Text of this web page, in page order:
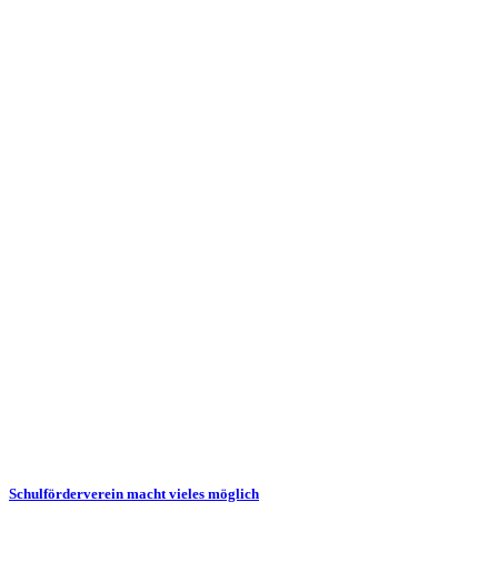
Schulförderverein macht vieles möglich